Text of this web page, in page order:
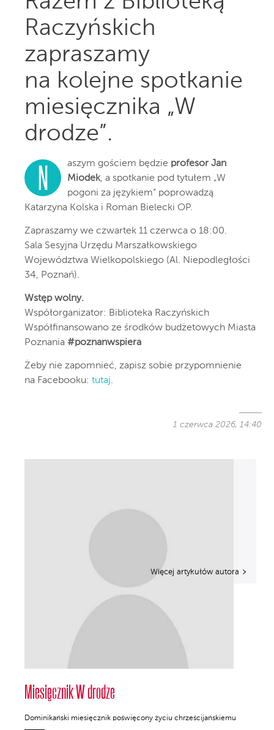
Raczyńskich
zapraszamy
na kolejne spotkanie
miesięcznika „W
drodze”.
N aszym gościem będzie profesor Jan
Miodek, a spotkanie pod tytułem „W
pogoni za językiem” poprowadzą
Katarzyna Kolska i Roman Bielecki OP.
Zapraszamy we czwartek 11 czerwca o 18:00.
Sala Sesyjna Urzędu Marszałkowskiego
Województwa Wielkopolskiego (Al. Niepodległości
34, Poznań).
Wstęp wolny.
Współorganizator: Biblioteka Raczyńskich
Współfinansowano ze środków budżetowych Miasta
Poznania #poznanwspiera
Żeby nie zapomnieć, zapisz sobie przypomnienie
na Facebooku: tutaj.
1 czerwca 2026, 14:40
Miesięcznik W drodze
Dominikański miesięcznik poświęcony życiu chrześcijańskiemu
Więcej artykułów autora